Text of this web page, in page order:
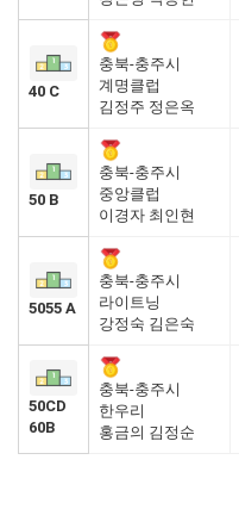
40 C
충북-충주시
계명클럽
김정주 정은옥
50 B
충북-충주시
중앙클럽
이경자 최인현
5055 A
충북-충주시
라이트닝
강정숙 김은숙
50CD
60B
충북-충주시
한우리
홍금의 김정순